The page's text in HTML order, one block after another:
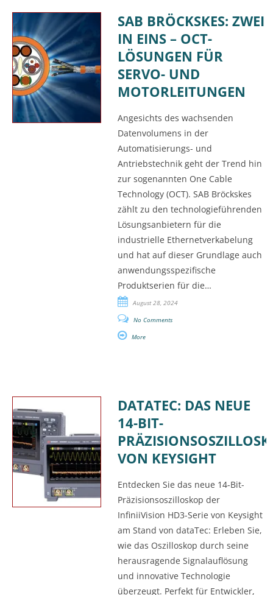
SAB BRÖCKSKES: ZWEI
IN EINS – OCT-
LÖSUNGEN FÜR
SERVO- UND
MOTORLEITUNGEN
Angesichts des wachsenden
Datenvolumens in der
Automatisierungs- und
Antriebstechnik geht der Trend hin
zur sogenannten One Cable
Technology (OCT). SAB Bröckskes
zählt zu den technologieführenden
Lösungsanbietern für die
industrielle Ethernetverkabelung
und hat auf dieser Grundlage auch
anwendungsspezifische
Produktserien für die…
August 28, 2024
No Comments
More
DATATEC: DAS NEUE
14-BIT-
VON KEYSIGHT
Entdecken Sie das neue 14-Bit-
Präzisionsoszilloskop der
InfiniiVision HD3-Serie von Keysight
am Stand von dataTec: Erleben Sie,
wie das Oszilloskop durch seine
herausragende Signalauflösung
und innovative Technologie
überzeugt. Perfekt für Entwickler,